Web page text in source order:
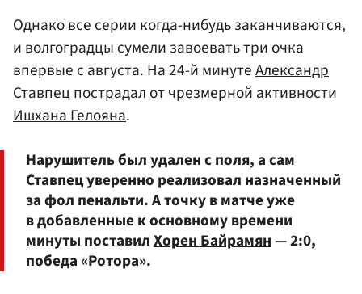
Однако все серии когда-нибудь заканчиваются,
и волгоградцы сумели завоевать три очка
впервые с августа. На 24-й минутеАлександр
Ставпецпострадал от чрезмерной активности
Ишхана Гелояна.
Нарушитель был удален с поля, а сам
Ставпец уверенно реализовал назначенный
за фол пенальти. А точку в матче уже
в добавленные к основному времени
минуты поставилХорен Байрамян— 2:0,
победа «Ротора».